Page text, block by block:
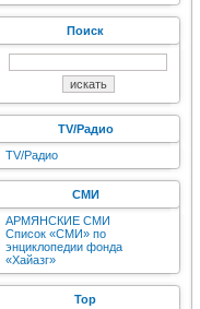
Поиск
TV/Радио
TV/Радио
СМИ
АРМЯНСКИЕ СМИ
Список «СМИ» по
энциклопедии фонда
«Хайазг»
Top